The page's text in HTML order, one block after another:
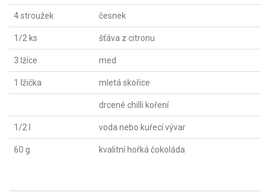
4 stroužek česnek
1/2 ks šťáva z citronu
3 lžíce med
1 lžička mletá skořice
drcené chilli koření
1/2 l voda nebo kuřecí vývar
60 g kvalitní hořká čokoláda